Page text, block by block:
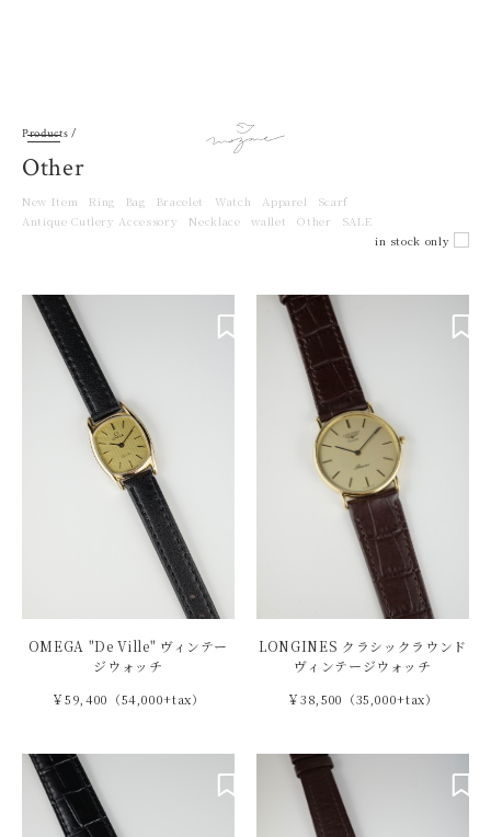
Products /
Other
New Item Ring Bag Bracelet Watch Apparel
Scarf
Antique Cutlery Accessory
Necklace wallet Other
SALE
in stock only
OMEGA "De Ville" ヴィンテー
ジウォッチ
￥59,400（54,000+tax）
LONGINES クラシックラウンド
ヴィンテージウォッチ
￥38,500（35,000+tax）